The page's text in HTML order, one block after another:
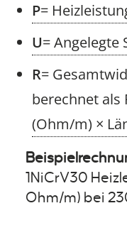
P=
U= Angelegte
R=
berechnet als
(Ohm/m) ×
1NiCrV30
Ohm/m) bei